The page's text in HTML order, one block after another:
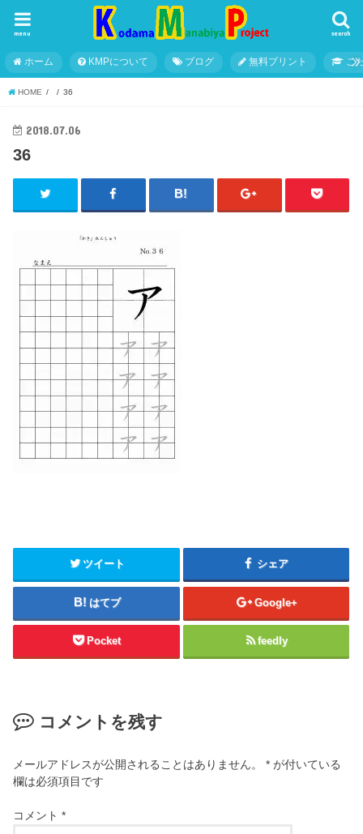
search
menu
ホーム KMPについて ブログ 無料プリント こ
HOME 36
2018.07.06
36
ツイート シェア
はてブ Google+
Pocket feedly
コメントを残す
メールアドレスが公開されることはありません。 * が付いている
欄は必須項目です
コメント*